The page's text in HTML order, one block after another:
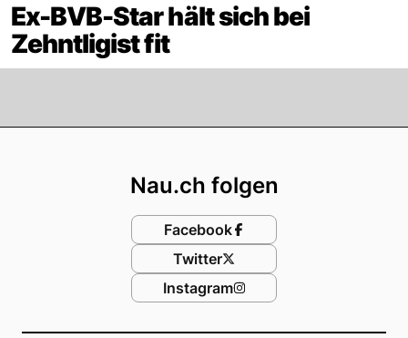
Ex-BVB-Star hält sich bei
Zehntligist fit
Nau.ch folgen
Facebook
Twitter
Instagram